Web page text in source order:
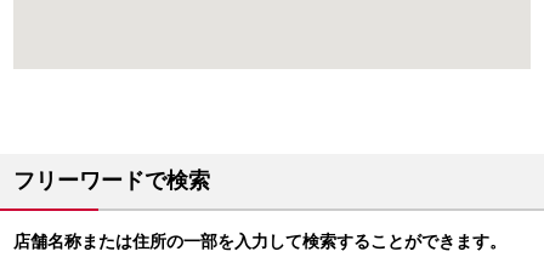
フリーワードで検索
店舗名称または住所の一部を入力して検索することができます。